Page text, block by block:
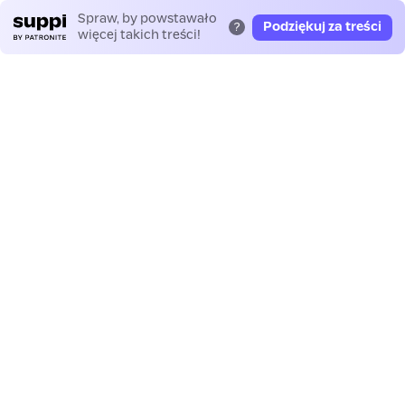
Spraw, by powstawało
więcej takich treści!
? Podziękuj za treści